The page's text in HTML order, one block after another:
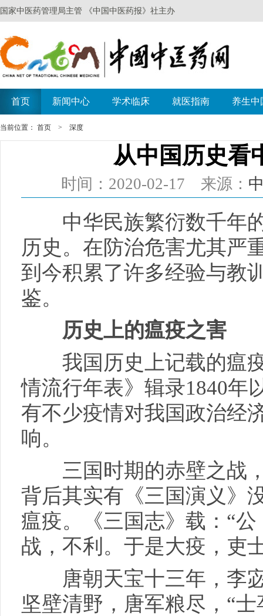
当前位置： 首页 > 深度
从中国历史看
时间：2020-02-17 来源：
中华民族繁衍数千年的
历史。在防治危害尤其严
到今积累了许多经验与教
鉴。
历史上的瘟疫之害
我国历史上记载的瘟疫
情流行年表》辑录1840年
有不少疫情对我国政治经
响。
三国时期的赤壁之战，
背后其实有《三国演义
瘟疫。《三国志》载：“
战，不利。于是大疫，吏
唐朝天宝十三年，李宓
坚壁清野，唐军粮尽，“